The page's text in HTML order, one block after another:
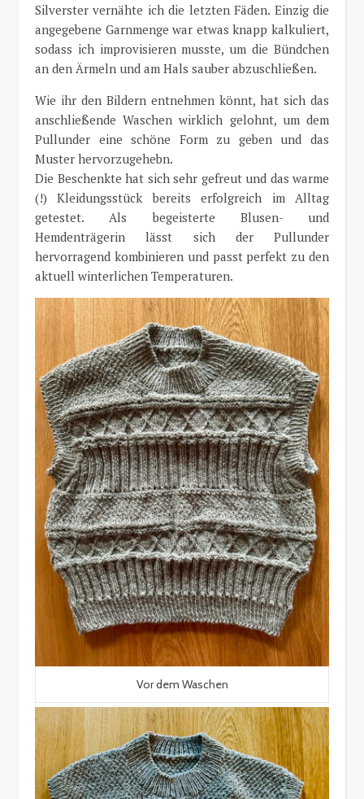
Silverster vernähte ich die letzten Fäden. Einzig die
angegebene Garnmenge war etwas knapp kalkuliert,
sodass ich improvisieren musste, um die Bündchen
an den Ärmeln und am Hals sauber abzuschließen.
Wie ihr den Bildern entnehmen könnt, hat sich das
anschließende Waschen wirklich gelohnt, um dem
Pullunder eine schöne Form zu geben und das
Muster hervorzugehebn.
Die Beschenkte hat sich sehr gefreut und das warme
(!) Kleidungsstück bereits erfolgreich im Alltag
getestet. Als begeisterte Blusen- und
Hemdenträgerin lässt sich der Pullunder
hervorragend kombinieren und passt perfekt zu den
aktuell winterlichen Temperaturen.
Vor dem Waschen